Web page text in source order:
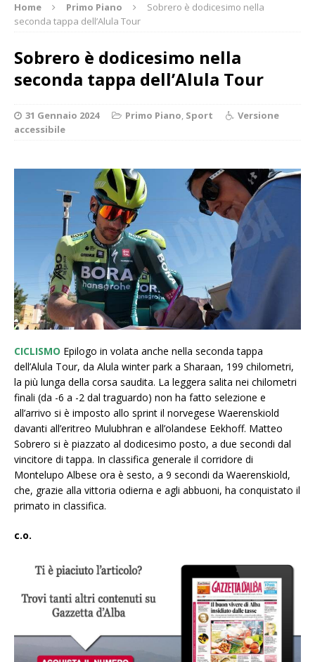
Home Primo Piano
Sobrero è dodicesimo nella
seconda tappa dell’Alula Tour
Sobrero è dodicesimo nella
seconda tappa dell’Alula Tour
31 Gennaio 2024 Primo Piano, Sport
Versione
accessibile
CICLISMO Epilogo in volata anche nella seconda tappa
dell’Alula Tour, da Alula winter park a Sharaan, 199 chilometri,
la più lunga della corsa saudita. La leggera salita nei chilometri
finali (da -6 a -2 dal traguardo) non ha fatto selezione e
all’arrivo si è imposto allo sprint il norvegese Waerenskiold
davanti all’eritreo Mulubhran e all’olandese Eekhoff. Matteo
Sobrero si è piazzato al dodicesimo posto, a due secondi dal
vincitore di tappa. In classifica generale il corridore di
Montelupo Albese ora è sesto, a 9 secondi da Waerenskiold,
che, grazie alla vittoria odierna e agli abbuoni, ha conquistato il
primato in classifica.
c.o.